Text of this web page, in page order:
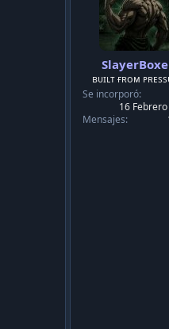
ʙᴜɪʟᴛ ғʀᴏᴍ
Se incorporó
16
Mensajes